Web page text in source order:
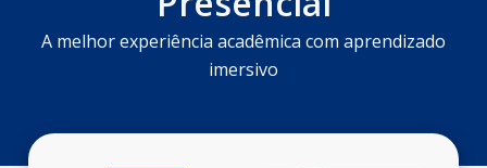
A melhor experiência acadêmica com aprendizado
imersivo